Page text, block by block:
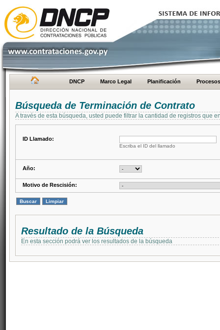
DNCP Marco Legal Planificación Procesos
Búsqueda de Terminación de Contrato
A través de esta búsqueda, usted puede filtrar la cantidad de registros que
ID Llamado:
Escriba el ID del llamado
Año:
Motivo de Rescisión:
Resultado de la Búsqueda
En esta sección podrá ver los resultados de la búsqueda